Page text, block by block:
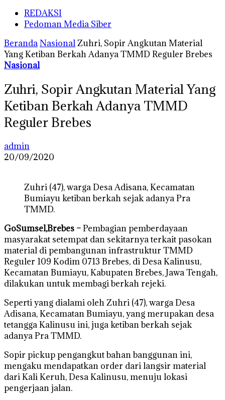
REDAKSI
Pedoman Media Siber
BerandaNasionalZuhri, Sopir Angkutan Material
Yang Ketiban Berkah Adanya TMMD Reguler Brebes
Nasional
Zuhri, Sopir Angkutan Material Yang
Ketiban Berkah Adanya TMMD
Reguler Brebes
admin
20/09/2020
Zuhri (47), warga Desa Adisana, Kecamatan
Bumiayu ketiban berkah sejak adanya Pra
TMMD.
GoSumsel,Brebes –Pembagian pemberdayaan
masyarakat setempat dan sekitarnya terkait pasokan
material di pembangunan infrastruktur TMMD
Reguler 109 Kodim 0713 Brebes, di Desa Kalinusu,
Kecamatan Bumiayu, Kabupaten Brebes, Jawa Tengah,
dilakukan untuk membagi berkah rejeki.
Seperti yang dialami oleh Zuhri (47), warga Desa
Adisana, Kecamatan Bumiayu, yang merupakan desa
tetangga Kalinusu ini, juga ketiban berkah sejak
adanya Pra TMMD.
Sopir pickup pengangkut bahan banggunan ini,
mengaku mendapatkan order dari langsir material
dari Kali Keruh, Desa Kalinusu, menuju lokasi
pengerjaan jalan.